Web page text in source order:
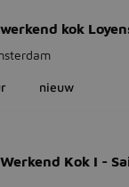
kok
nieuw
Kok I -